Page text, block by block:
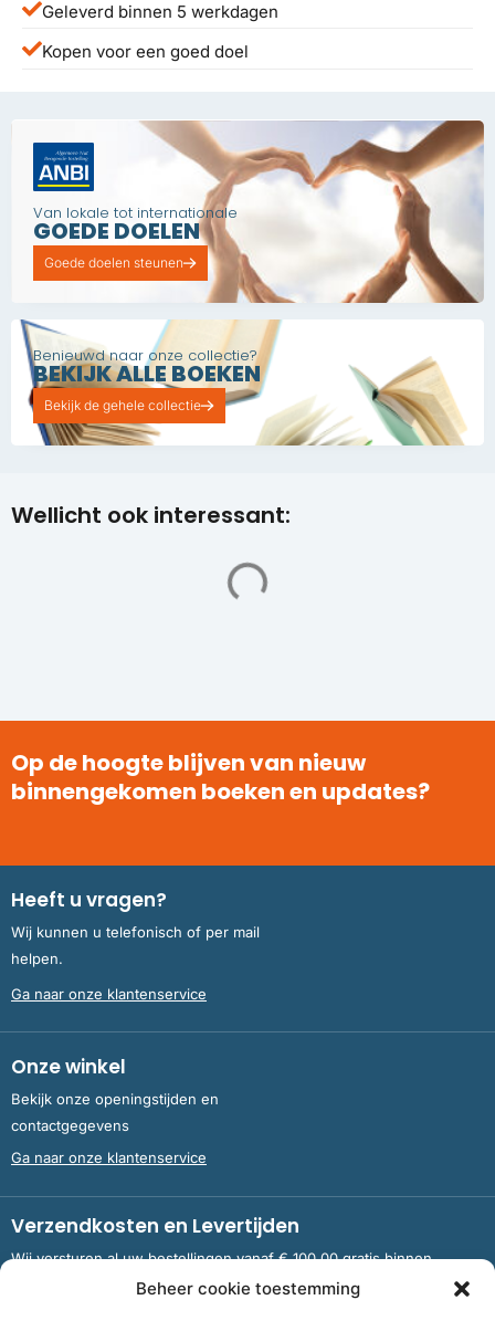
Beheer cookie toestemming
Geleverd binnen 5 werkdagen
Kopen voor een goed doel
Van lokale tot internationale
GOEDE DOELEN
Goede doelen steunen
Benieuwd naar onze collectie?
BEKIJK ALLE BOEKEN
Bekijk de gehele collectie
Wellicht ook interessant:
Op de hoogte blijven van nieuw
binnengekomen boeken en updates?
Heeft u vragen?
Wij kunnen u telefonisch of per mail
helpen.
Ga naar onze klantenservice
Onze winkel
Bekijk onze openingstijden en
contactgegevens
Ga naar onze klantenservice
Verzendkosten en Levertijden
Wij versturen al uw bestellingen vanaf € 100,00 gratis binnen
Nederland en België.